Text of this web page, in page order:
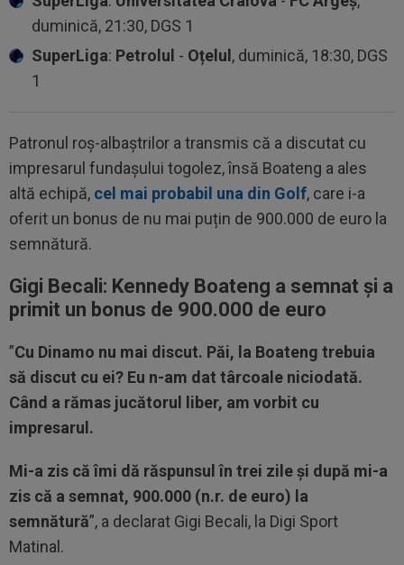
duminică, 21:30, DGS 1
SuperLiga: Petrolul - Oțelul, duminică, 18:30, DGS
1
Patronul roș-albaștrilor a transmis că a discutat cu
impresarul fundașului togolez, însă Boateng a ales
altă echipă, cel mai probabil una din Golf, care i-a
oferit un bonus de nu mai puțin de 900.000 de euro la
semnătură.
Gigi Becali: Kennedy Boateng a semnat și a
primit un bonus de 900.000 de euro
”Cu Dinamo nu mai discut. Păi, la Boateng trebuia
să discut cu ei? Eu n-am dat târcoale niciodată.
Când a rămas jucătorul liber, am vorbit cu
impresarul.
Mi-a zis că îmi dă răspunsul în trei zile și după mi-a
zis că a semnat, 900.000 (n.r. de euro) la
semnătură”, a declarat Gigi Becali, la Digi Sport
Matinal.